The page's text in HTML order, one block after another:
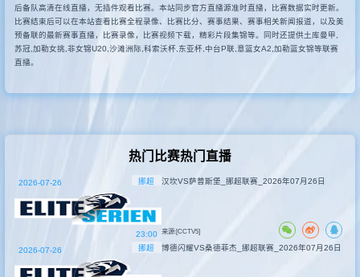
后备队高清在线直播，无插件观看比赛。本站同步官方直播源准时直播，比赛数据实时更新。
比赛结束后可以在本站查看比赛全程录像、比赛比分、赛事结果、赛事相关新闻报道，以及美
预备联的最新赛事直播，比赛录像，比赛视频下载，精彩片段集锦等。同时还提供土库曼甲,
苏冠,加勒女挑,非女锦U20,沙滩洲际,科索沃杯,东亚杯,中台P联,意篮女A2,加勒篮女锦等联赛
直播。
热门比赛热门直播
挪超
23:00
2026-07-26 汉坎VS萨普斯堡_挪超联赛_2026年07月26日
来源:[CCTV5]
挪超
2026-07-26 博德闪耀VS桑德菲杰_挪超联赛_2026年07月26日